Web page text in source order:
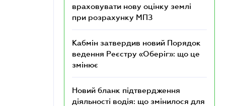
враховувати нову оцінку землі
при розрахунку МПЗ
Кабмін затвердив новий Порядок
ведення Реєстру «Оберіг»: що це
змінює
Новий бланк підтвердження
діяльності водія: що змінилося для